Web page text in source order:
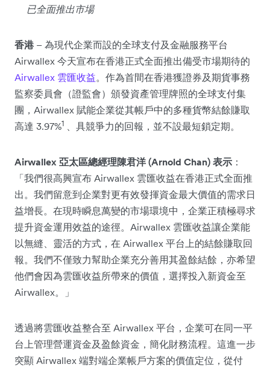
已全面推出市場
香港– 為現代企業而設的全球支付及金融服務平台
Airwallex 今天宣布在香港正式全面推出備受市場期待的
Airwallex 雲匯收益。作為首間在香港獲證券及期貨事務
監察委員會（證監會）頒發資產管理牌照的全球支付集
團，Airwallex 賦能企業從其帳戶中的多種貨幣結餘賺取
高達 3.97%1 、具競爭力的回報，並不設最短鎖定期。
Airwallex 亞太區總經理陳君洋 (Arnold Chan) 表示 ：
「我們很高興宣布 Airwallex 雲匯收益在香港正式全面推
出。我們留意到企業對更有效發揮資金最大價值的需求日
益增長。在現時瞬息萬變的市場環境中，企業正積極尋求
提升資金運用效益的途徑。Airwallex 雲匯收益讓企業能
以無縫、靈活的方式，在 Airwallex 平台上的結餘賺取回
報。我們不僅致力幫助企業充分善用其盈餘結餘，亦希望
他們會因為雲匯收益所帶來的價值，選擇投入新資金至
Airwallex。」
透過將雲匯收益整合至 Airwallex 平台，企業可在同一平
台上管理營運資金及盈餘資金，簡化財務流程。這進一步
突顯 Airwallex 端對端企業帳戶方案的價值定位，從付